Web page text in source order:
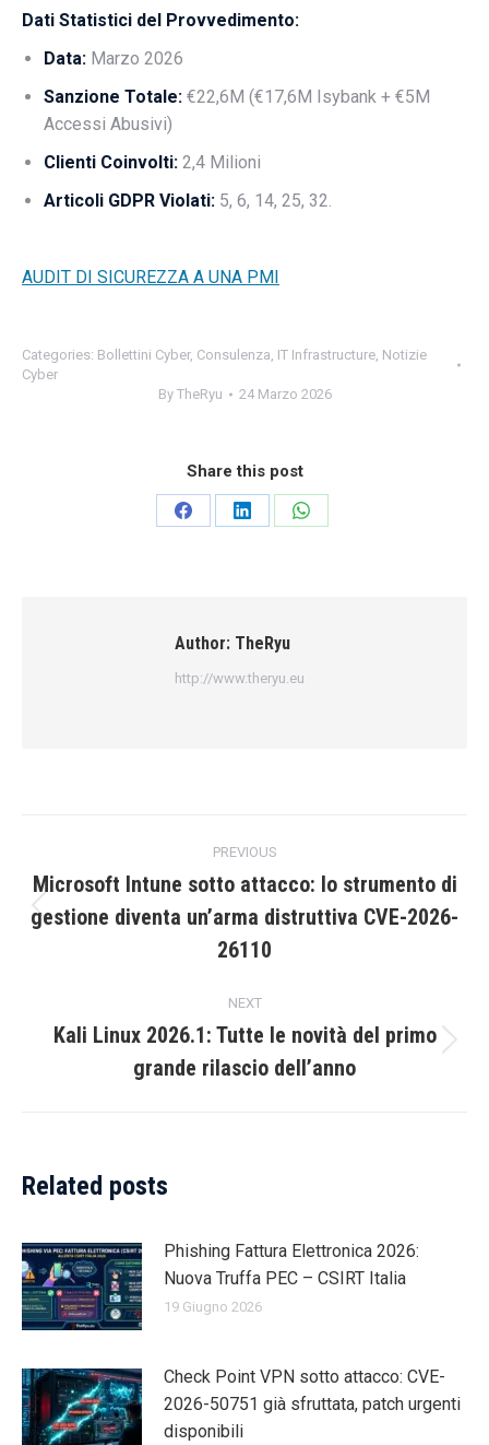
Dati Statistici del Provvedimento:
Data: Marzo 2026
Sanzione Totale: €22,6M (€17,6M Isybank + €5M
Accessi Abusivi)
Clienti Coinvolti: 2,4 Milioni
Articoli GDPR Violati: 5, 6, 14, 25, 32.
AUDIT DI SICUREZZA A UNA PMI
Categories: Bollettini Cyber, Consulenza, IT Infrastructure, Notizie
Cyber
By TheRyu 24 Marzo 2026
Share this post
Share
Share
Share
Author: TheRyu
http://www.theryu.eu
navigation
PREVIOUS
Previous
post:
Microsoft Intune sotto attacco: lo strumento di
gestione diventa un’arma distruttiva CVE-2026-
26110
NEXT
post:
Kali Linux 2026.1: Tutte le novità del primo
grande rilascio dell’anno
Related posts
Phishing Fattura Elettronica 2026:
Nuova Truffa PEC – CSIRT Italia
19 Giugno 2026
Check Point VPN sotto attacco: CVE-
2026-50751 già sfruttata, patch urgenti
disponibili